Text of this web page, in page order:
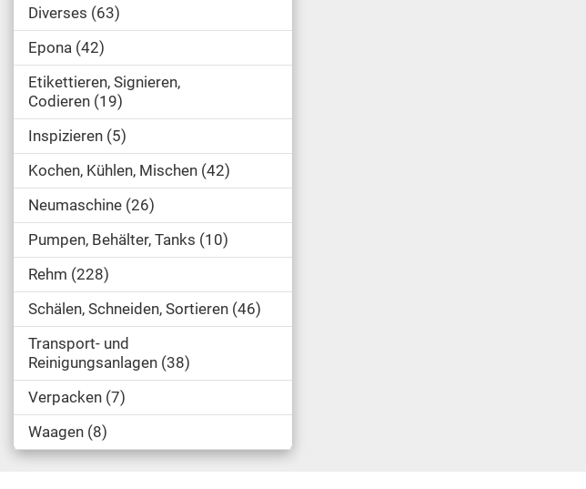
Diverses 63
Epona 42
Etikettieren, Signieren,
Codieren 19
Inspizieren 5
Kochen, Kühlen, Mischen 42
Neumaschine 26
Pumpen, Behälter, Tanks 10
Rehm 228
Schälen, Schneiden, Sortieren 46
Transport- und
Reinigungsanlagen 38
Verpacken 7
Waagen 8